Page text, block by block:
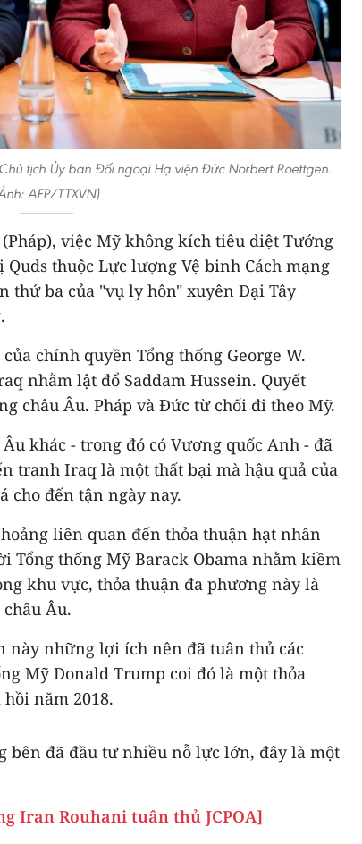
tịch Ủy ban Đối ngoại Hạ viện Đức Norbert Roettgen.
AFP/TTXVN)
việc Mỹ không kích tiêu diệt Tướng
thuộc Lực lượng Vệ binh Cách mạng
thứ ba của "vụ ly hôn" xuyên Đại Tây
chính quyền Tổng thống George W.
nhằm lật đổ Saddam Hussein. Quyết
châu Âu. Pháp và Đức từ chối đi theo Mỹ.
khác - trong đó có Vương quốc Anh - đã
tranh Iraq là một thất bại mà hậu quả của
cho đến tận ngày nay.
liên quan đến thỏa thuận hạt nhân
Tổng thống Mỹ Barack Obama nhằm kiềm
khu vực, thỏa thuận đa phương này là
Âu.
này những lợi ích nên đã tuân thủ các
Mỹ Donald Trump coi đó là một thỏa
năm 2018.
bên đã đầu tư nhiều nỗ lực lớn, đây là một
Iran Rouhani tuân thủ JCPOA]